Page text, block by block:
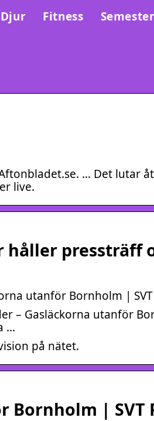
Djur Fitness Semester
… Det lutar åt
live.
håller pressträff
utanför Bornholm |
– Gasläckorna utanför
…
på nätet.
Bornholm | SVT